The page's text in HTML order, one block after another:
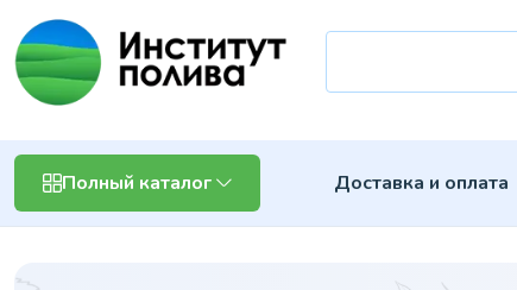
Полный каталог Доставка и оплата